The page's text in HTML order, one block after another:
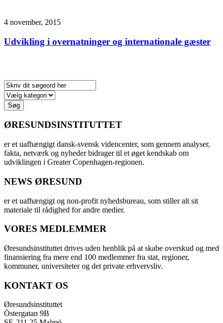
4 november, 2015
Udvikling i overnatninger og internationale gæster
ØRESUNDSINSTITUTTET
er et uafhængigt dansk-svensk videncenter, som gennem analyser,
fakta, netværk og nyheder bidrager til et øget kendskab om
udviklingen i Greater Copenhagen-regionen.
NEWS ØRESUND
er et uafhængigt og non-profit nyhedsbureau, som stiller alt sit
materiale til rådighed for andre medier.
VORES MEDLEMMER
Øresundsinstituttet drives uden henblik på at skabe overskud og med
finansiering fra mere end 100 medlemmer fra stat, regioner,
kommuner, universiteter og det private erhvervsliv.
KONTAKT OS
Øresundsinstituttet
Östergatan 9B